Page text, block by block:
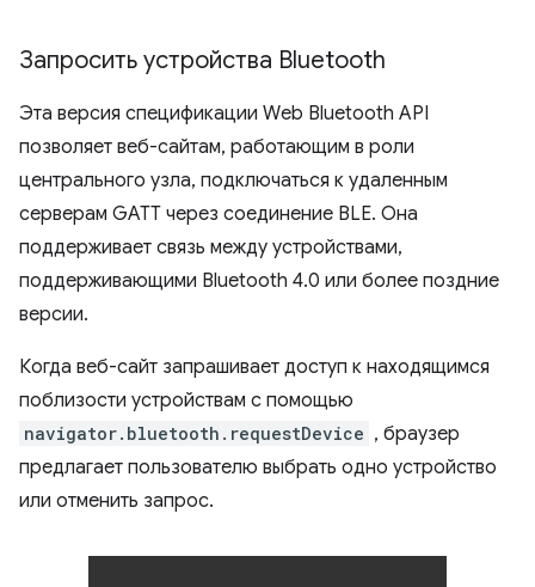
Запросить устройства Bluetooth
Эта версия спецификации Web Bluetooth API
позволяет веб-сайтам, работающим в роли
центрального узла, подключаться к удаленным
серверам GATT через соединение BLE. Она
поддерживает связь между устройствами,
поддерживающими Bluetooth 4.0 или более поздние
версии.
Когда веб-сайт запрашивает доступ к находящимся
поблизости устройствам с помощью
navigator.bluetooth.requestDevice , браузер
предлагает пользователю выбрать одно устройство
или отменить запрос.